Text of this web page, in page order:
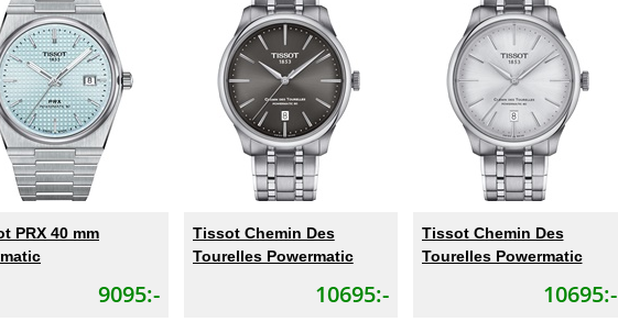
PRX 40 mm
9095:-
Tissot Chemin Des
Tourelles Powermatic
10695:-
Tissot Chemin Des
Tourelles Powermatic
10695:-